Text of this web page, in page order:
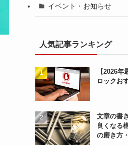
イベント・お知らせ
人気記事ランキング
【2026
ロックお
文章の書
良くなる
の磨き方